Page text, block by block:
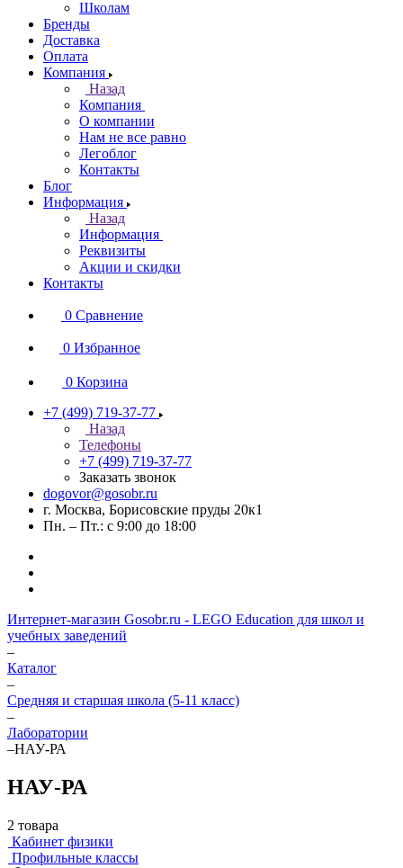
Школам
Бренды
Доставка
Оплата
Компания
Назад
Компания
О компании
Нам не все равно
Легоблог
Контакты
Блог
Информация
Назад
Информация
Реквизиты
Акции и скидки
Контакты
0 Сравнение
0 Избранное
0 Корзина
+7 (499) 719-37-77
Назад
Телефоны
+7 (499) 719-37-77
Заказать звонок
dogovor@gosobr.ru
г. Москва, Борисовские пруды 20к1
Пн. – Пт.: с 9:00 до 18:00
Интернет-магазин Gosobr.ru - LEGO Education для школ и
учебных заведений
–
Каталог
–
Средняя и старшая школа (5-11 класс)
–
Лаборатории
–НАУ-РА
НАУ-РА
2 товара
Кабинет физики
Профильные классы